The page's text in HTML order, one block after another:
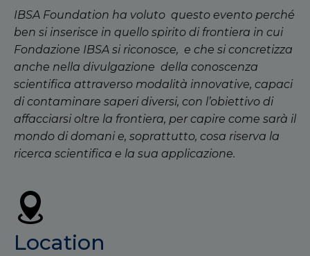
IBSA Foundation ha voluto questo evento perché
ben si inserisce in quello spirito di frontiera in cui
Fondazione IBSA si riconosce, e che si concretizza
anche nella divulgazione della conoscenza
scientifica attraverso modalità innovative, capaci
di contaminare saperi diversi, con l’obiettivo di
affacciarsi oltre la frontiera, per capire come sarà il
mondo di domani e, soprattutto, cosa riserva la
ricerca scientifica e la sua applicazione.
Location